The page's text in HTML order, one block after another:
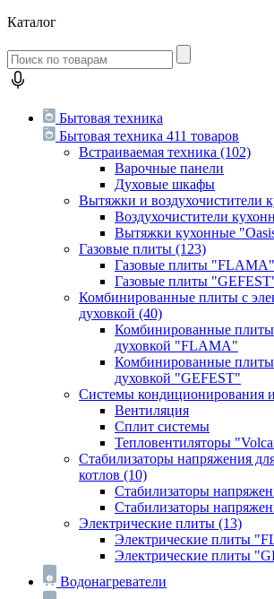
Каталог
Бытовая техника
Бытовая техника 411 товаров
Встраиваемая техника (102)
Варочные панели
Духовые шкафы
Вытяжки и воздухочистители
Воздухочистители
Вытяжки кухонные
Газовые плиты (123)
Газовые плиты "FLAMA"
Газовые плиты
Комбинированные плиты с
духовкой (40)
Комбинированные плиты
духовкой "FLAMA"
Комбинированные плиты
духовкой "GEFEST"
Системы кондиционирования
Вентиляция
Сплит системы
Тепловентиляторы
Стабилизаторы напряжения
котлов (10)
Стабилизаторы
Стабилизаторы
Электрические плиты (13)
Электрические плиты
Электрические плиты
Водонагреватели